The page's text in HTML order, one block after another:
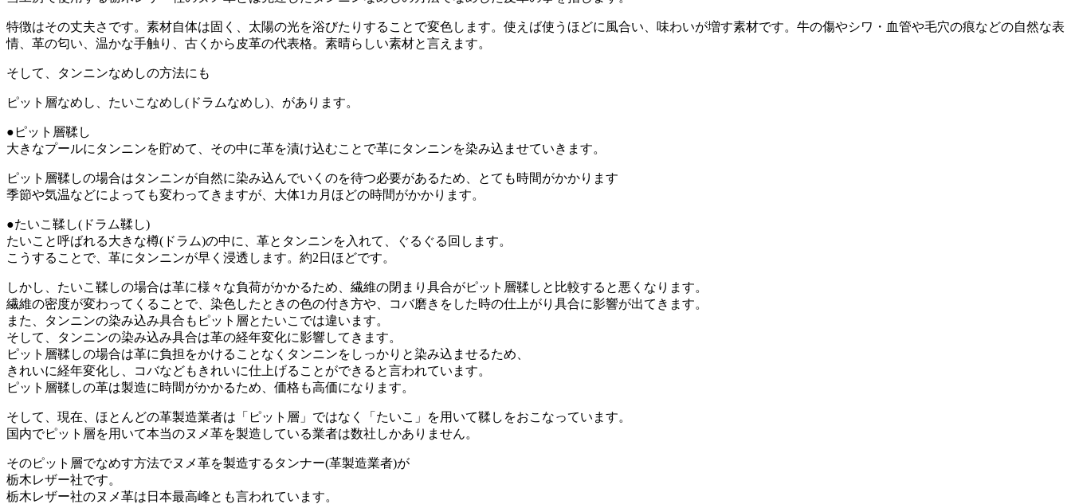
特徴はその丈夫さです。素材自体は固く、太陽の光を浴びたりすることで変色します。使えば使うほどに風合い、味わいが増す素材です。牛の傷やシワ・血管や毛穴の痕などの自然な表
情、革の匂い、温かな手触り、古くから皮革の代表格。素晴らしい素材と言えます。
そして、タンニンなめしの方法にも
ピット層なめし、たいこなめし(ドラムなめし)、があります。
●ピット層鞣し
大きなプールにタンニンを貯めて、その中に革を漬け込むことで革にタンニンを染み込ませていきます。
ピット層鞣しの場合はタンニンが自然に染み込んでいくのを待つ必要があるため、とても時間がかかります
季節や気温などによっても変わってきますが、大体1カ月ほどの時間がかかります。
●たいこ鞣し(ドラム鞣し)
たいこと呼ばれる大きな樽(ドラム)の中に、革とタンニンを入れて、ぐるぐる回します。
こうすることで、革にタンニンが早く浸透します。約2日ほどです。
しかし、たいこ鞣しの場合は革に様々な負荷がかかるため、繊維の閉まり具合がピット層鞣しと比較すると悪くなります。
繊維の密度が変わってくることで、染色したときの色の付き方や、コバ磨きをした時の仕上がり具合に影響が出てきます。
また、タンニンの染み込み具合もピット層とたいこでは違います。
そして、タンニンの染み込み具合は革の経年変化に影響してきます。
ピット層鞣しの場合は革に負担をかけることなくタンニンをしっかりと染み込ませるため、
きれいに経年変化し、コバなどもきれいに仕上げることができると言われています。
ピット層鞣しの革は製造に時間がかかるため、価格も高価になります。
そして、現在、ほとんどの革製造業者は「ピット層」ではなく「たいこ」を用いて鞣しをおこなっています。
国内でピット層を用いて本当のヌメ革を製造している業者は数社しかありません。
そのピット層でなめす方法でヌメ革を製造するタンナー(革製造業者)が
栃木レザー社です。
栃木レザー社のヌメ革は日本最高峰とも言われています。